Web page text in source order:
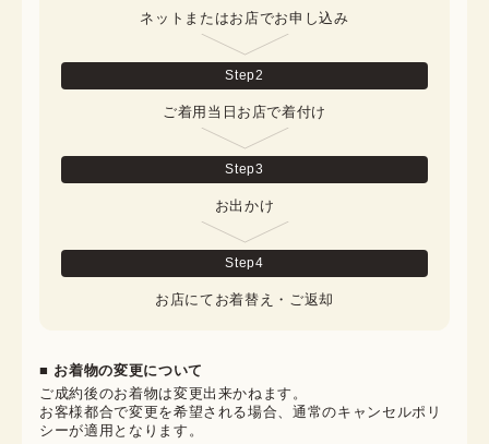
ネットまたはお店でお申し込み
Step2
ご着用当日お店で着付け
Step3
お出かけ
Step4
お店にてお着替え・ご返却
■ お着物の変更について
ご成約後のお着物は変更出来かねます。
お客様都合で変更を希望される場合、通常のキャンセルポリ
シーが適用となります。